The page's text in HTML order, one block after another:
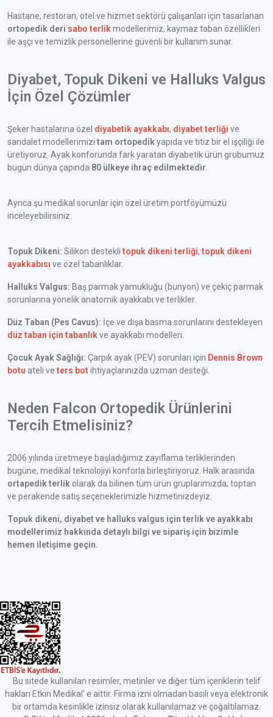
Hastane, restoran, otel ve hizmet sektörü çalışanları için tasarlanan
ortopedik deri sabo terlik modellerimiz, kaymaz taban özellikleri
ile aşçı ve temizlik personellerine güvenli bir kullanım sunar.
Diyabet, Topuk Dikeni ve Halluks Valgus
İçin Özel Çözümler
Şeker hastalarına özel diyabetik ayakkabı, diyabet terliği ve
sandalet modellerimizi tam ortopedik yapıda ve titiz bir el işçiliği ile
üretiyoruz. Ayak konforunda fark yaratan diyabetik ürün grubumuz
bugün dünya çapında 80 ülkeye ihraç edilmektedir
Ayrıca şu medikal sorunlar için özel üretim portföyümüzü
inceleyebilirsiniz:
Topuk Dikeni: Silikon desteklitopuk dikeni terliği,topuk dikeni
ayakkabısı ve özel tabanlıklar.
Halluks Valgus: Baş parmak yamukluğu (bunyon) ve çekiç parmak
sorunlarına yönelik anatomik ayakkabı ve terlikler.
Düz Taban (Pes Cavus): İçe ve dışa basma sorunlarını destekleyen
düz taban için tabanlık ve ayakkabı modelleri.
Çocuk Ayak Sağlığı: Çarpık ayak (PEV) sorunları için Dennis Brown
botu ateli veters bot ihtiyaçlarınızda uzman desteği.
Neden Falcon Ortopedik Ürünlerini
Tercih Etmelisiniz?
2006 yılında üretmeye başladığımız zayıflama terliklerinden
bugüne, medikal teknolojiyi konforla birleştiriyoruz. Halk arasında
ortapedik terlik olarak da bilinen tüm ürün gruplarımızda; toptan
ve perakende satış seçeneklerimizle hizmetinizdeyiz.
Topuk dikeni, diyabet ve halluks valgus için terlik ve ayakkabı
modellerimiz hakkında detaylı bilgi ve sipariş için bizimle
hemen iletişime geçin.
Bu sitede kullanılan resimler, metinler ve diğer tüm içeriklerin telif
hakları Etkin Medikal' e aittir. Firma izni olmadan basılı veya elektronik
bir ortamda kesinlikle izinsiz olarak kullanılamaz ve çoğaltılamaz.